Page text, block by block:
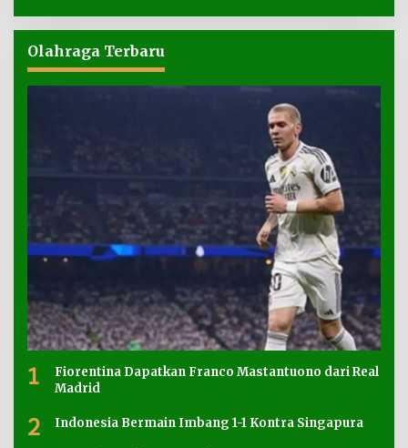
Olahraga Terbaru
1
Fiorentina Dapatkan Franco Mastantuono dari Real
Madrid
2 Indonesia Bermain Imbang 1-1 Kontra Singapura